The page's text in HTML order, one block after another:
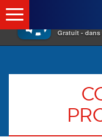
×
Gratuit - dans